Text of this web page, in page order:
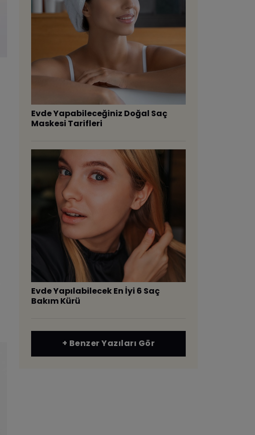
Evde Yapabileceğiniz Doğal Saç
Maskesi Tarifleri
Evde Yapılabilecek En İyi 6 Saç
Bakım Kürü
+ Benzer Yazıları Gör